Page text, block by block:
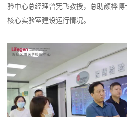
验中心总经理曾宪飞教授，总助颜桦
核心实验室建设运行情况。